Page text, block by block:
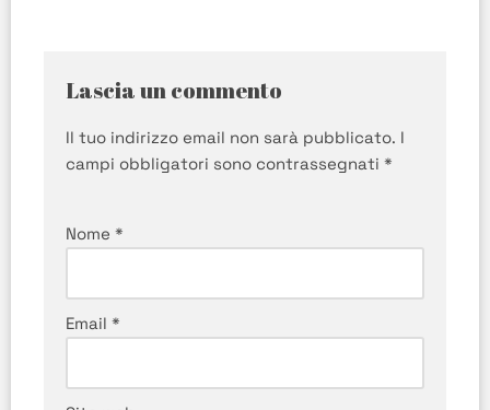
Lascia un commento
Il tuo indirizzo email non sarà pubblicato. I
campi obbligatori sono contrassegnati *
Nome *
Email *